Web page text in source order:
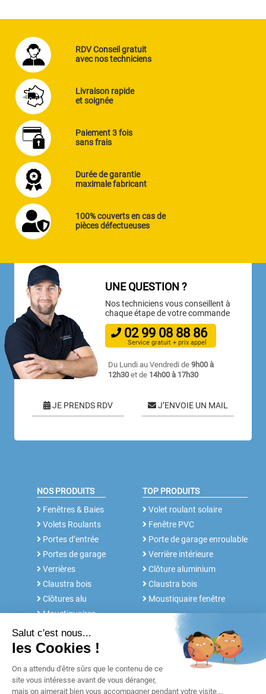
RDV Conseil gratuit
avec nos techniciens
Livraison rapide
et soignée
Paiement 3 fois
sans frais
Durée de garantie
maximale fabricant
100% couverts en cas de
pièces défectueuses
UNE QUESTION ?
Nos techniciens vous conseillent à
chaque étape de votre commande
02 99 08 88 86
Service gratuit + prix appel
Du Lundi au Vendredi de9h00 à
12h30 et de 14h00 à 17h30
JE PRENDS RDV J’ENVOIE UN MAIL
NOS PRODUITS
Fenêtres & Baies
Volets Roulants
Portes d’entrée
Portes de garage
Verrières
Claustra bois
Clôtures alu
Moustiquaires
TOP PRODUITS
Volet roulant solaire
Fenêtre PVC
Porte de garage enroulable
Verrière intérieure
Clôture aluminium
Claustra bois
Moustiquaire fenêtre
NOS SERVICES
Rdv conseil
Notices et Tutos
FABRICANT DEPUIS 30 ANS
Notre histoire